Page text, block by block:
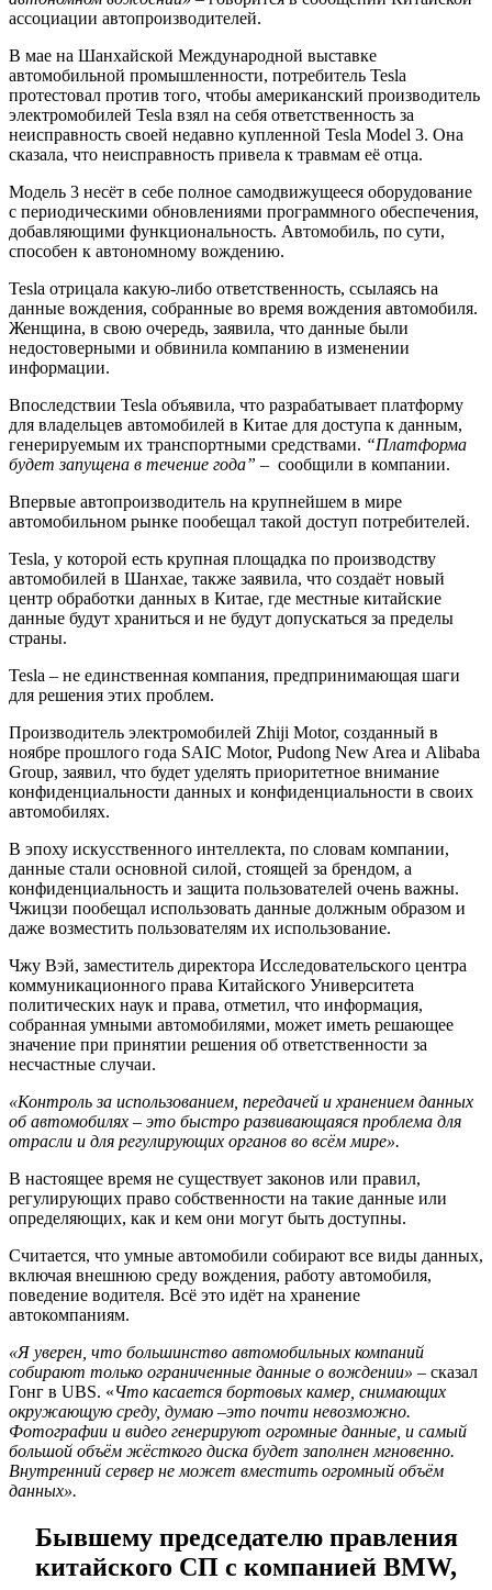
ассоциации автопроизводителей.
В мае на Шанхайской Международной выставке
автомобильной промышленности, потребитель Tesla
протестовал против того, чтобы американский производитель
электромобилей Tesla взял на себя ответственность за
неисправность своей недавно купленной Tesla Model 3. Она
сказала, что неисправность привела к травмам её отца.
Модель 3 несёт в себе полное самодвижущееся оборудование
с периодическими обновлениями программного обеспечения,
добавляющими функциональность. Автомобиль, по сути,
способен к автономному вождению.
Tesla отрицала какую-либо ответственность, ссылаясь на
данные вождения, собранные во время вождения автомобиля.
Женщина, в свою очередь, заявила, что данные были
недостоверными и обвинила компанию в изменении
информации.
Впоследствии Tesla объявила, что разрабатывает платформу
для владельцев автомобилей в Китае для доступа к данным,
генерируемым их транспортными средствами. “Платформа
будет запущена в течение года” – сообщили в компании.
Впервые автопроизводитель на крупнейшем в мире
автомобильном рынке пообещал такой доступ потребителей.
Tesla, у которой есть крупная площадка по производству
автомобилей в Шанхае, также заявила, что создаёт новый
центр обработки данных в Китае, где местные китайские
данные будут храниться и не будут допускаться за пределы
страны.
Tesla – не единственная компания, предпринимающая шаги
для решения этих проблем.
Производитель электромобилей Zhiji Motor, созданный в
ноябре прошлого года SAIC Motor, Pudong New Area и Alibaba
Group, заявил, что будет уделять приоритетное внимание
конфиденциальности данных и конфиденциальности в своих
автомобилях.
В эпоху искусственного интеллекта, по словам компании,
данные стали основной силой, стоящей за брендом, а
конфиденциальность и защита пользователей очень важны.
Чжицзи пообещал использовать данные должным образом и
даже возместить пользователям их использование.
Чжу Вэй, заместитель директора Исследовательского центра
коммуникационного права Китайского Университета
политических наук и права, отметил, что информация,
собранная умными автомобилями, может иметь решающее
значение при принятии решения об ответственности за
несчастные случаи.
«Контроль за использованием, передачей и хранением данных
об автомобилях – это быстро развивающаяся проблема для
отрасли и для регулирующих органов во всём мире».
В настоящее время не существует законов или правил,
регулирующих право собственности на такие данные или
определяющих, как и кем они могут быть доступны.
Считается, что умные автомобили собирают все виды данных,
включая внешнюю среду вождения, работу автомобиля,
поведение водителя. Всё это идёт на хранение
автокомпаниям.
«Я уверен, что большинство автомобильных компаний
собирают только ограниченные данные о вождении» – сказал
Гонг в UBS. «Что касается бортовых камер, снимающих
окружающую среду, думаю –это почти невозможно.
Фотографии и видео генерируют огромные данные, и самый
большой объём жёсткого диска будет заполнен мгновенно.
Внутренний сервер не может вместить огромный объём
данных».
Бывшему председателю правления
китайского СП с компанией BMW,